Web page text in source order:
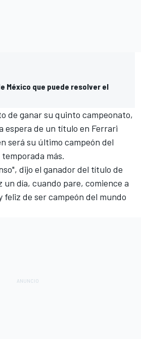
México que puede resolver el
de ganarsu quinto campeonato,
espera de un título en Ferrari
será su último campeón del
más.
dijo el ganador del título de
un día, cuando pare, comience a
feliz de ser campeón del mundo